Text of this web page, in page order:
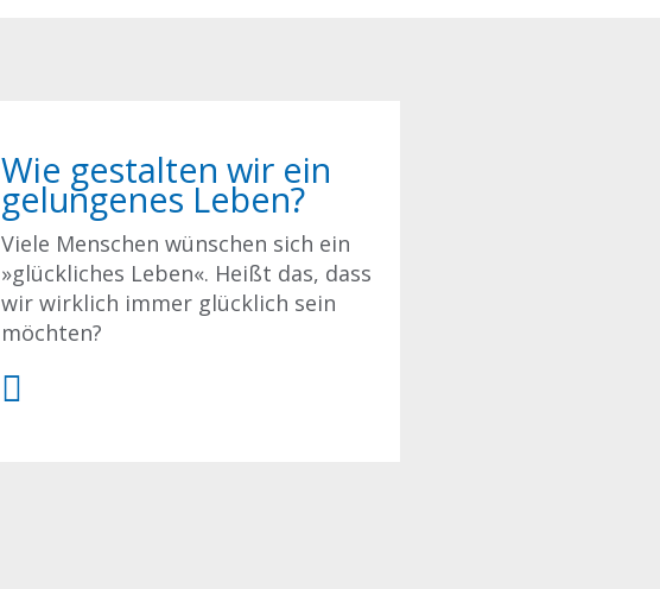
Wie gestalten wir ein
gelungenes Leben?
Viele Menschen wünschen sich ein
»glückliches Leben«. Heißt das, dass
wir wirklich immer glücklich sein
möchten?